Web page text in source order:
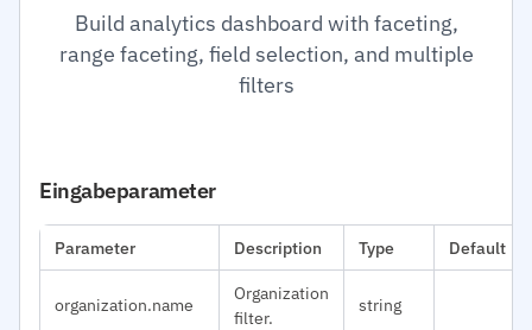
Build analytics dashboard with faceting,
range faceting, field selection, and multiple
filters
Eingabeparameter
Parameter Description Type Default
organization.name
Organization
filter.
string